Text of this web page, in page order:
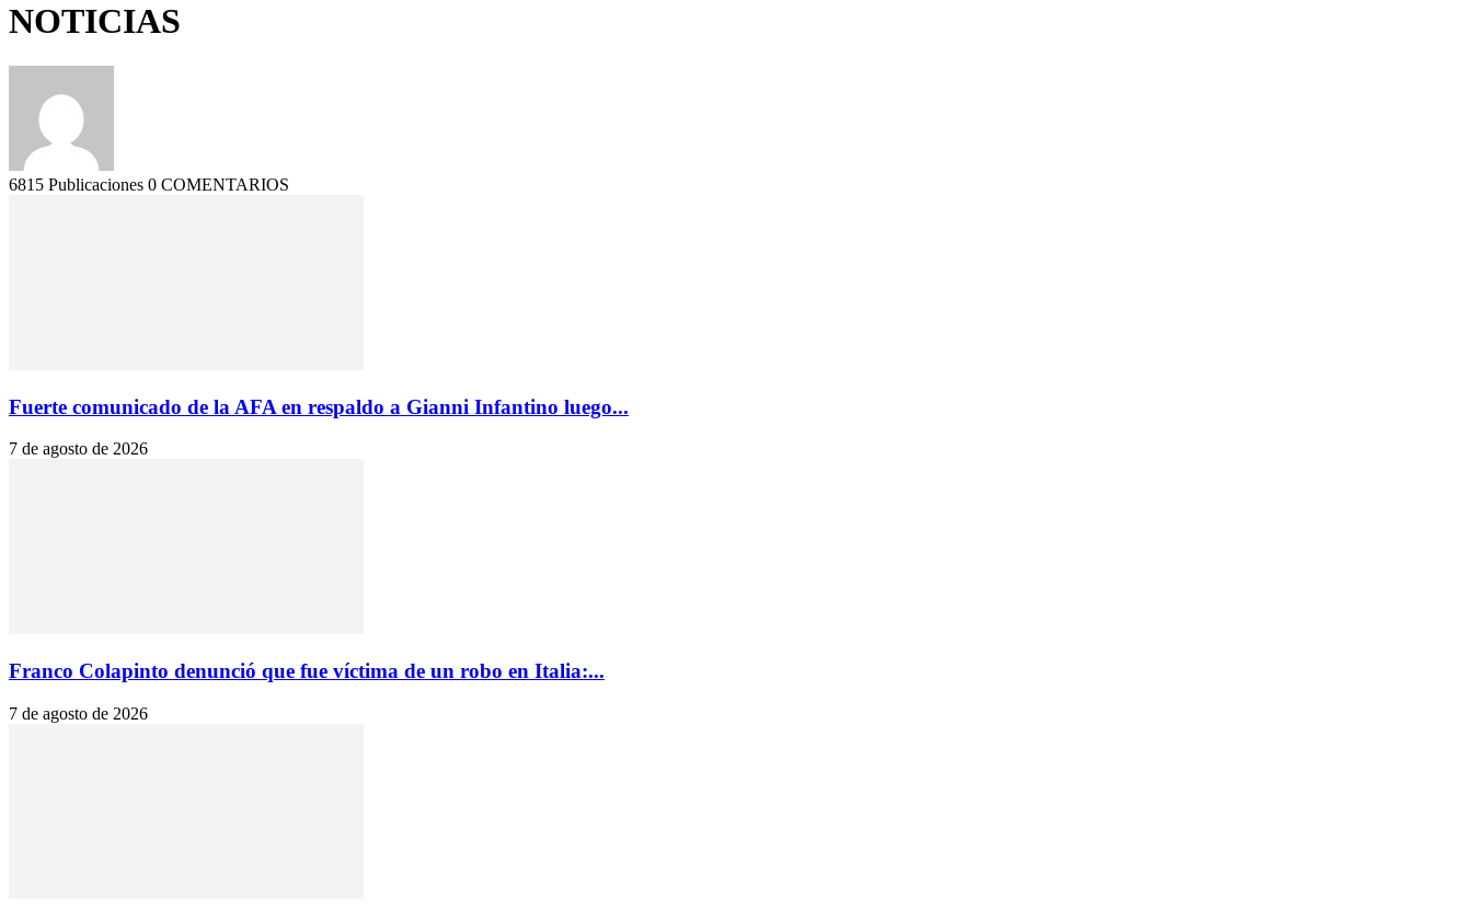
NOTICIAS
6815 Publicaciones 0 COMENTARIOS
Fuerte comunicado de la AFA en respaldo a Gianni Infantino luego...
7 de agosto de 2026
Franco Colapinto denunció que fue víctima de un robo en Italia:...
7 de agosto de 2026